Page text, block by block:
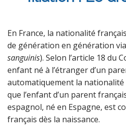
En France, la nationalité
de génération en génération
sanguinis). Selon l’article 18 du
enfant né à l’étranger d’un
automatiquement la nationalité
que l’enfant d’un parent
espagnol, né en Espagne, est
français dès la naissance.